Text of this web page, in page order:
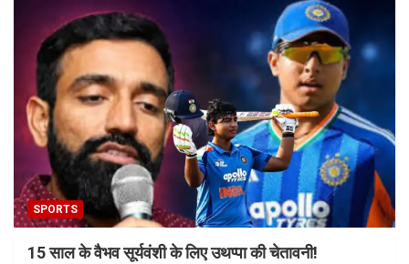
SPORTS
15 साल के वैभव सूर्यवंशी के लिए उथप्पा की चेतावनी!